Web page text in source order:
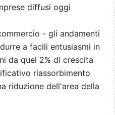
diffusi oggi
- gli andamenti
a facili entusiasmi in
da quel 2% di crescita
riassorbimento
riduzione dell'area della